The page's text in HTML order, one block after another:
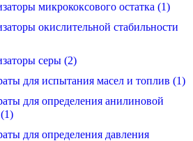
микрококсового остатка (1)
окислительной стабильности
серы (2)
для испытания масел и топлив (1)
для определения анилиновой
для определения давления